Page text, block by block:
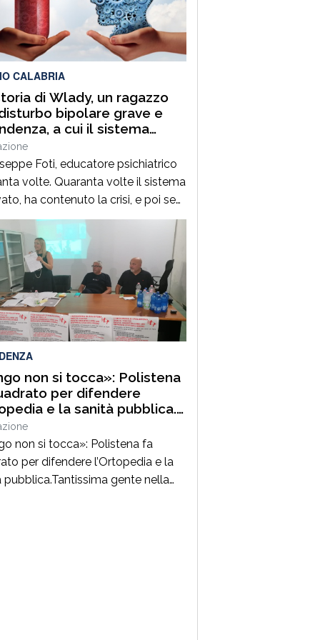
e rilancio dell’economia.
vuota propaganda. A […]
CALABRIA
di Wlady, un ragazzo
bipolare grave e
a cui il sistema
ha risposto con
TSO in quindici anni
Foti, educatore psichiatrico
volte. Quaranta volte il sistema
ha contenuto la crisi, e poi se
Quaranta volte, in quindici
senza mai costruire un percorso.
mai chiedersi perché.Sua madre si
Sara. Suo figlio si chiama
ha un disturbo bipolare
una dipendenza che […]
non si tocca»: Polistena
per difendere
e la sanità pubblica.
perbene si stringe
al comitato spontaneo
tutela della salute
non si tocca»: Polistena fa
per difendere l’Ortopedia e la
pubblica.Tantissima gente nella